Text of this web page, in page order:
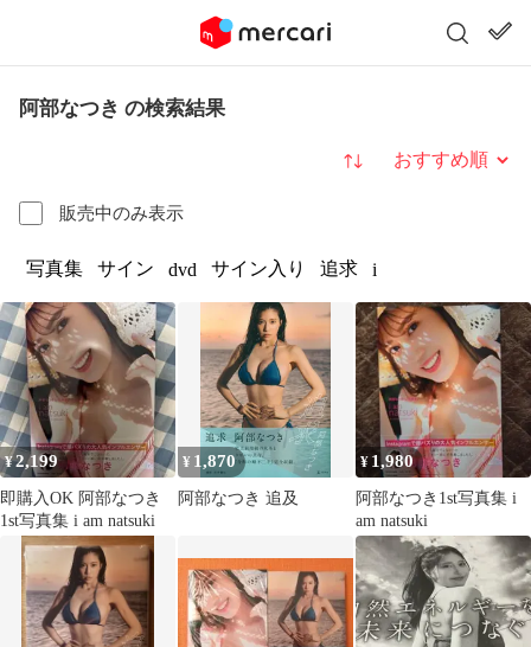
阿部なつき の検索結果
販売中のみ表示
並び替え
写真集 サイン dvd サイン入り 追求 i
¥2,199
即購入OK 阿部なつき
1st写真集 i am natsuki
¥ 1,870
阿部なつき 追及
¥ 1,980
阿部なつき1st写真集 i
am natsuki